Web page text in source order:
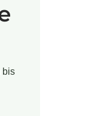
bis